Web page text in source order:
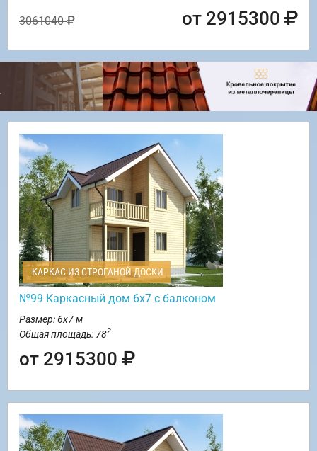
3061040 от 2915300
КАРКАС ИЗ СТРОГАНОЙ ДОСКИ
№99 Каркасный дом 6х7 с балконом
Размер: 6х7 м
Общая площадь: 782
от 2915300